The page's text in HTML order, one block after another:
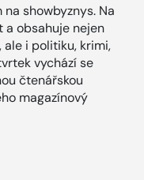
showbyznys. Na
obsahuje nejen
i politiku, krimi,
vychází se
čtenářskou
magazínový